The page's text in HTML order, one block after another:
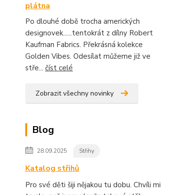
plátna
Po dlouhé době trocha amerických
designovek......tentokrát z dílny Robert
Kaufman Fabrics. Překrásná kolekce
Golden Vibes. Odesílat můžeme již ve
stře... číst celé
Zobrazit všechny novinky
Blog
28.09.2025 Střihy
Katalog střihů
Pro své děti šiji nějakou tu dobu. Chvíli mi